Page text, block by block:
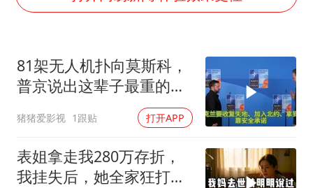
国防部：中国军队坚决反制任何闹海挑衅图谋
“新疆阿勒泰八月能滑雪”不实
夯实基础开新局
81架无人机扑向莫斯科，
普京说出这辈子最重的一
猪猪爱影视 1跟贴 打开APP
表姐拿走我280万存折，
我挂失后，她全家狂打